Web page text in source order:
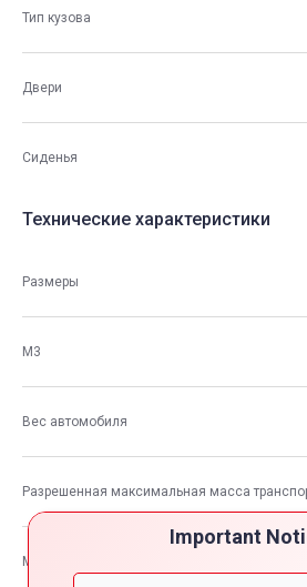
Important
Тип кузова
Двери
Сиденья
Технические характеристики
Размеры
М3
Вес автомобиля
Разрешенная максимальная масса
Максимальная грузоподъемность